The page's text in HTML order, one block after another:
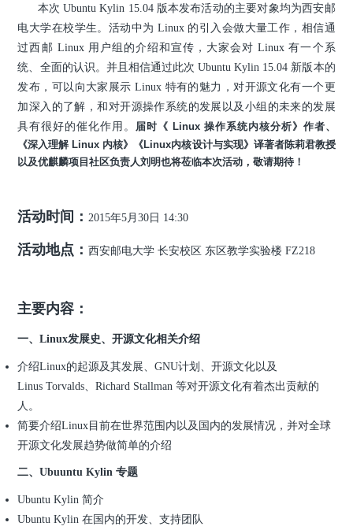
本次 Ubuntu Kylin 15.04 版本发布活动的主要对象均为西安邮
电大学在校学生。活动中为 Linux 的引入会做大量工作，相信通
过西邮 Linux 用户组的介绍和宣传，大家会对 Linux 有一个系
统、全面的认识。并且相信通过此次 Ubuntu Kylin 15.04 新版本的
发布，可以向大家展示 Linux 特有的魅力，对开源文化有一个更
加深入的了解，和对开源操作系统的发展以及小组的未来的发展
具有很好的催化作用。
届时《 Linux 操作系统内核分析》作者、
《深入理解 Linux 内核》《Linux内核设计与实现》译著者陈莉君教授
以及优麒麟项目社区负责人刘明也将莅临本次活动，敬请期待！
活动时间：2015年5月30日 14:30
活动地点：西安邮电大学 长安校区 东区教学实验楼 FZ218
主要内容：
一、Linux发展史、开源文化相关介绍
介绍Linux的起源及其发展、GNU计划、开源文化以及
Linus Torvalds、Richard Stallman 等对开源文化有着杰出贡献的
人。
简要介绍Linux目前在世界范围内以及国内的发展情况，并对全球
开源文化发展趋势做简单的介绍
二、Ubuuntu Kylin 专题
Ubuntu Kylin 简介
Ubuntu Kylin 在国内的开发、支持团队